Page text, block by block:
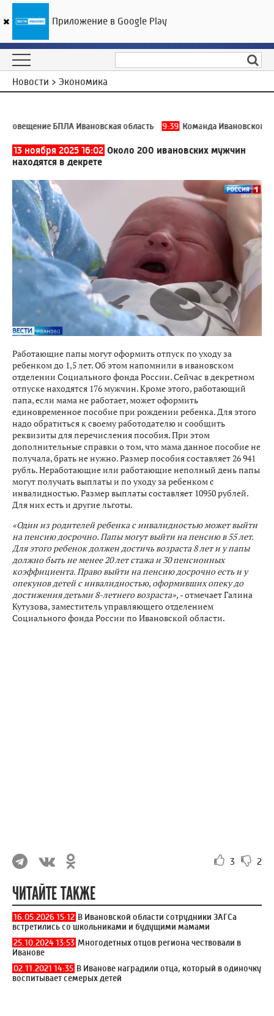
ГТРК «Ивтелерадио»
Новости > Экономика
БПЛА Ивановская область 9:39 Команда Ивановской
13 ноября 2025 16:02 Около 200 ивановских мужчин
находятся в декрете
Работающие папы могут оформить отпуск по уходу за
ребенком до 1,5 лет. Об этом напомнили в ивановском
отделении Социального фонда России. Сейчас в декретном
отпуске находятся 176 мужчин. Кроме этого, работающий
папа, если мама не работает, может оформить
единовременное пособие при рождении ребенка. Для этого
надо обратиться к своему работодателю и сообщить
реквизиты для перечисления пособия. При этом
дополнительные справки о том, что мама данное пособие не
получала, брать не нужно. Размер пособия составляет 26 941
рубль. Неработающие или работающие неполный день папы
могут получать выплаты и по уходу за ребенком с
инвалидностью. Размер выплаты составляет 10950 рублей.
Для них есть и другие льготы.
«Один из родителей ребенка с инвалидностью может выйти
на пенсию досрочно. Папы могут выйти на пенсию в 55 лет.
Для этого ребенок должен достичь возраста 8 лет и у папы
должно быть не менее 20 лет стажа и 30 пенсионных
коэффициента. Право выйти на пенсию досрочно есть и у
опекунов детей с инвалидностью, оформивших опеку до
достижения детьми 8-летнего возраста», - отмечает Галина
Кутузова, заместитель управляющего отделением
Социального фонда России по Ивановской области.
3 2
ЧИТАЙТЕ ТАКЖЕ
16.05.2026 15:12 В Ивановской области сотрудники ЗАГСа
встретились со школьниками и будущими мамами
25.10.2024 13:53 Многодетных отцов региона чествовали в
Иванове
02.11.2021 14:35 В Иванове наградили отца, который в одиночку
воспитывает семерых детей
Приложение в Google Play